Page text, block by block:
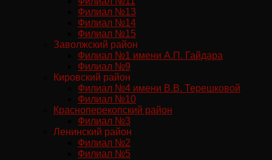
Филиал №13
Филиал №14
Филиал №15
Заволжский район
Филиал №1 имени А.П. Гайдара
Филиал №9
Кировский район
Филиал №4 имени В.В. Терешковой
Филиал №10
Красноперекопский район
Филиал №3
Ленинский район
Филиал №2
Филиал №5